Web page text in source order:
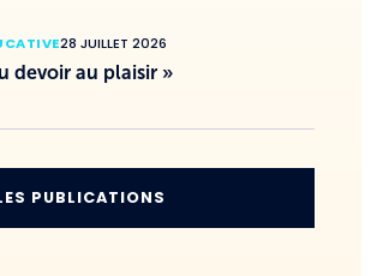
28 JUILLET 2026
devoir au plaisir »
PUBLICATIONS